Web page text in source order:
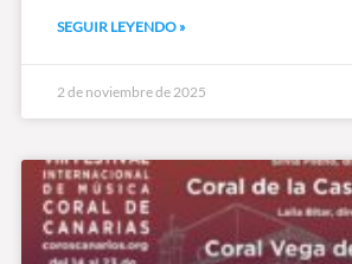
SEGUIR LEYENDO »
2 de noviembre de 2025